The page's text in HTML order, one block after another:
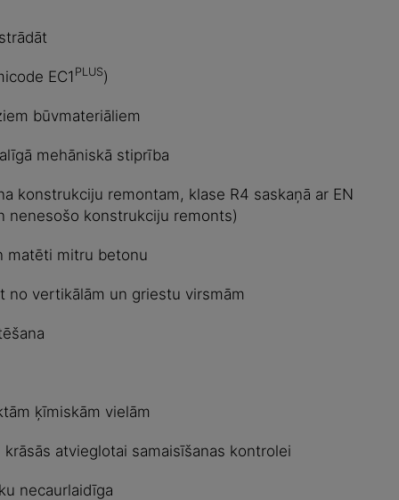
EC1 PLUS)
būvmateriāliem
mehāniskā stiprība
konstrukciju remontam, klase R4 saskaņā ar EN
nenesošo konstrukciju remonts)
matēti mitru betonu
vertikālām un griestu virsmām
ķīmiskām vielām
atvieglotai samaisīšanas kontrolei
necaurlaidīga